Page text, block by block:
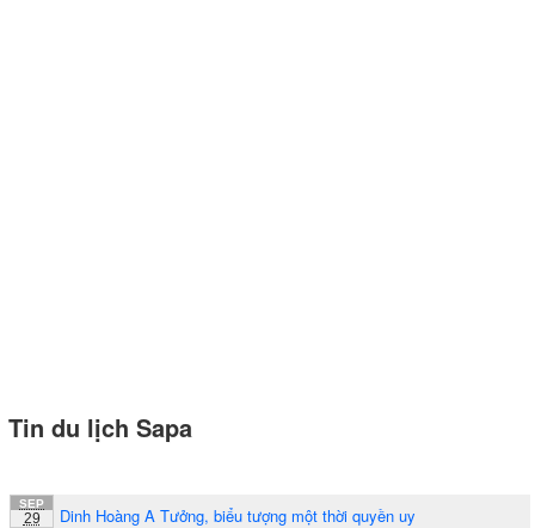
Tin du lịch Sapa
SEP
29 Dinh Hoàng A Tưởng, biểu tượng một thời quyền uy